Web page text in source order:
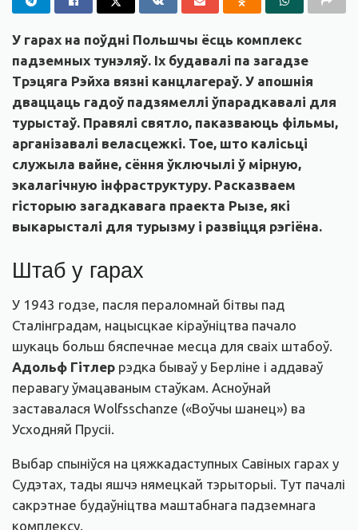
У гарах на поўдні Польшчы ёсць комплекс
падземных тунэляў. Іх будавалі па загадзе
Трэцяга Рэйха вязні канцлагераў. У апошнія
дваццаць гадоў падзямеллі ўпарадкавалі для
турыстаў. Правялі святло, паказваюць фільмы,
арганізавалі веласцежкі. Тое, што калісьці
служыла вайне, сёння ўключылі ў мірную,
экалагічную інфраструктуру. Расказваем
гісторыю загадкавага праекта Рызе, які
выкарысталі для турызму і развіцця рэгіёна.
Штаб у гарах
У 1943 годзе, пасля пераломнай бітвы пад
Сталінградам, нацысцкае кіраўніцтва пачало
шукаць больш бяспечнае месца для сваіх штабоў.
Адольф Гітлер рэдка бываў у Берліне і аддаваў
перавагу ўмацаваным стаўкам. Асноўнай
заставалася Wolfsschanze («Воўчы шанец») ва
Усходняй Прусіі.
Выбар спыніўся на цяжкадаступных Савіных гарах у
Судэтах, тады яшчэ нямецкай тэрыторыі. Тут пачалі
сакрэтнае будаўніцтва маштабнага падземнага
комплексу.